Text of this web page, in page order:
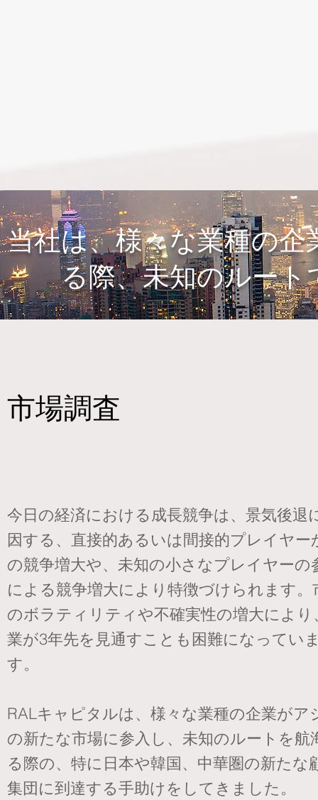
当社は、様々な業種の
る際、未知のルー
市場調査
今日の経済における成長競争は、景気後退
因する、直接的あるいは間接的プレイヤー
の競争増大や、未知の小さなプレイヤーの
による競争増大により特徴づけられます。
のボラティリティや不確実性の増大により
業が3年先を見通すことも困難になってい
す。
RALキャピタルは、様々な業種の企業がア
の新たな市場に参入し、未知のルートを航
る際の、特に日本や韓国、中華圏の新たな
集団に到達する手助けをしてきました。